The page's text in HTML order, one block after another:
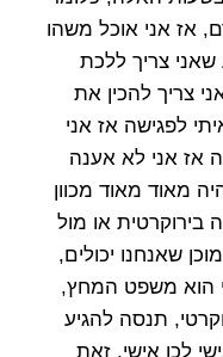
אז אני אוכל משהו
שאני צריך ללכת
צריך להכין את
לפגישה אז אני
אז אני לא אענה
מאוד מאוד מכוון
בירוקרטית או מול
שאנחנו יכולים,
הוא משפט המחץ,
תנסה להגיע
לכן אישי, זאת